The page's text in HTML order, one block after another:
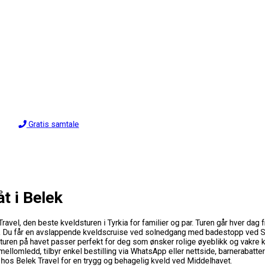
Gratis samtale
i Belek
den beste kveldsturen i Tyrkia for familier og par. Turen går hver
Du får en avslappende kveldscruise ved solnedgang med badestopp
på havet passer perfekt for deg som ønsker rolige øyeblikk og vakre
tilbyr enkel bestilling via WhatsApp eller nettside,
Belek Travel for en trygg og behagelig kveld ved Middelhavet.